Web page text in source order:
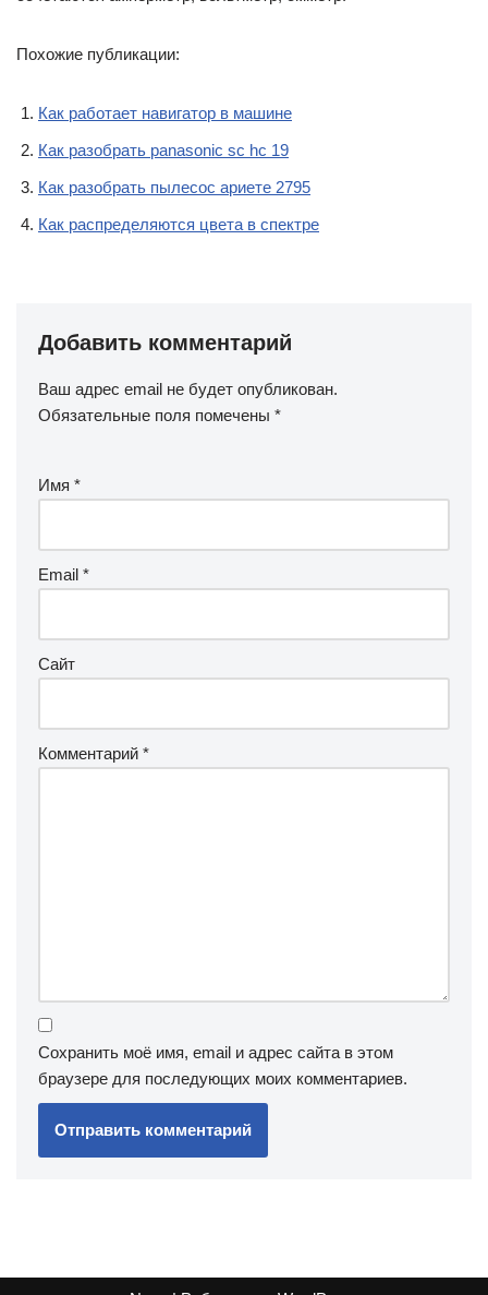
Похожие публикации:
Как работает навигатор в машине
Как разобрать panasonic sc hc 19
Как разобрать пылесос ариете 2795
Как распределяются цвета в спектре
Добавить комментарий
Ваш адрес email не будет опубликован.
Обязательные поля помечены *
Имя *
Email *
Сайт
Комментарий *
Сохранить моё имя, email и адрес сайта в этом
браузере для последующих моих комментариев.